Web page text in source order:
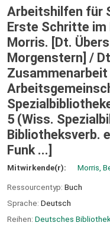
Arbeitshilfen für
Erste Schritte im
Morris. [Dt.
Morgenstern] /
Zusammenarbeit
5 (Wiss.
Bibliotheksverb.
Funk ...]
Mitwirkende(r): Morris,
Ressourcentyp: Buch
Sprache: Deutsch
Reihen: Deutsches